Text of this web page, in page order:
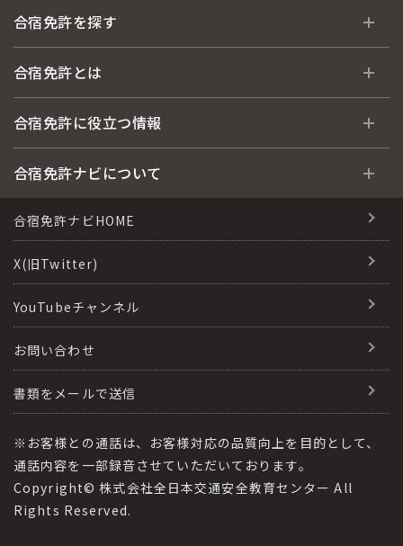
合宿免許を探す
全国 教習所一覧
運転免許の種類(車種)
格安シーズン料金
出発地別おすすめ校
こだわり、テーマから探す
360度パノラマ教習所
教育訓練給付金制度
合宿免許とは
合宿免許とは
合宿免許選びのアドバイス
合宿免許の入校までの流れ
合宿免許での免許取得の流れ
運転免許別モデルスケジュール
保護者の方へ
合宿に関わる料金について
合宿費用のお支払いについて
合宿免許に必要な持ち物
合宿免許に役立つ情報
合宿免許に役立つ情報
免許取消・失効による再取得
冬・雪国の合宿免許は大丈夫？
みんなが選んだ合宿免許の条件
大型免許体験記
全国の運転免許試験場(免許センター)
本免学科試験問題に挑戦
合宿免許ナビについて
会社情報・代表メッセージ
会社概要
会社沿革・歴史
登録商標
特定商取引法に基づく表記
運転者適性診断
合宿免許ナビHOME
X(旧Twitter)
YouTubeチャンネル
お問い合わせ
書類をメールで送信
※お客様との通話は、お客様対応の品質向上を目的として、
通話内容を一部録音させていただいております。
Copyright© 株式会社全日本交通安全教育センター All
Rights Reserved.